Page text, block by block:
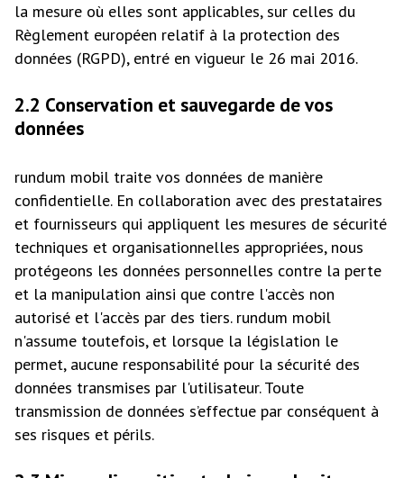
la mesure où elles sont applicables, sur celles du
Règlement européen relatif à la protection des
données (RGPD), entré en vigueur le 26 mai 2016.
2.2 Conservation et sauvegarde de vos
données
rundum mobil traite vos données de manière
confidentielle. En collaboration avec des prestataires
et fournisseurs qui appliquent les mesures de sécurité
techniques et organisationnelles appropriées, nous
protégeons les données personnelles contre la perte
et la manipulation ainsi que contre l'accès non
autorisé et l'accès par des tiers. rundum mobil
n'assume toutefois, et lorsque la législation le
permet, aucune responsabilité pour la sécurité des
données transmises par l'utilisateur. Toute
transmission de données s’effectue par conséquent à
ses risques et périls.